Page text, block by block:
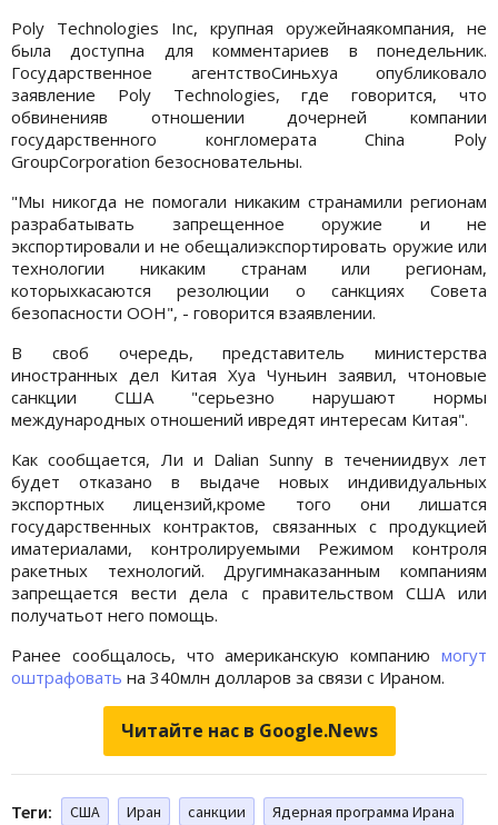
Poly Technologies Inc, крупная оружейнаякомпания, не
была доступна для комментариев в понедельник.
Государственное агентствоСиньхуа опубликовало
заявление Poly Technologies, где говорится, что
обвиненияв отношении дочерней компании
государственного конгломерата China Poly
GroupCorporation безосновательны.
"Мы никогда не помогали никаким странамили регионам
разрабатывать запрещенное оружие и не
экспортировали и не обещалиэкспортировать оружие или
технологии никаким странам или регионам,
которыхкасаются резолюции о санкциях Совета
безопасности ООН", - говорится взаявлении.
В своб очередь, представитель министерства
иностранных дел Китая Хуа Чуньин заявил, чтоновые
санкции США "серьезно нарушают нормы
международных отношений ивредят интересам Китая".
Как сообщается, Ли и Dalian Sunny в течениидвух лет
будет отказано в выдаче новых индивидуальных
экспортных лицензий,кроме того они лишатся
государственных контрактов, связанных с продукцией
иматериалами, контролируемыми Режимом контроля
ракетных технологий. Другимнаказанным компаниям
запрещается вести дела с правительством США или
получатьот него помощь.
Ранее сообщалось, что американскую компанию могут
оштрафовать на 340млн долларов за связи с Ираном.
Читайте нас в Google.News
Теги: США Иран санкции
Ядерная программа Ирана